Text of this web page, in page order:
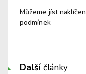
Můžeme jíst
podmínek
Dalšíčlánky